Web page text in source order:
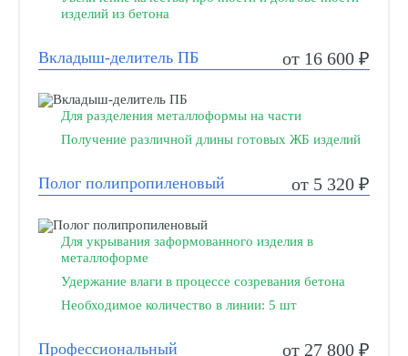
изделий из бетона
Вкладыш-делитель ПБ от 16 600 ₽
Для разделения металлоформы на части
Получение различной длины готовых ЖБ изделий
Полог полипропиленовый от 5 320 ₽
Для укрывания заформованного изделия в
металлоформе
Удержание влаги в процессе созревания бетона
Необходимое количество в линии: 5 шт
Профессиональный
от 27 800 ₽